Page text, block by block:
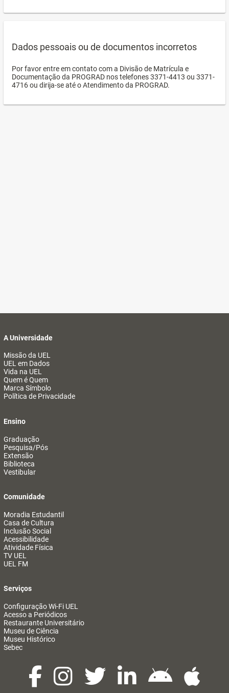
Dados pessoais ou de documentos incorretos
Por favor entre em contato com a Divisão de Matrícula e
Documentação da PROGRAD nos telefones 3371-4413 ou 3371-
4716 ou dirija-se até o Atendimento da PROGRAD.
A Universidade
Missão da UEL
UEL em Dados
Vida na UEL
Quem é Quem
Marca Símbolo
Política de Privacidade
Ensino
Graduação
Pesquisa/Pós
Extensão
Biblioteca
Vestibular
Comunidade
Moradia Estudantil
Casa de Cultura
Inclusão Social
Acessibilidade
Atividade Física
TV UEL
UEL FM
Serviços
Configuração Wi-Fi UEL
Acesso a Periódicos
Restaurante Universitário
Museu de Ciência
Museu Histórico
Sebec